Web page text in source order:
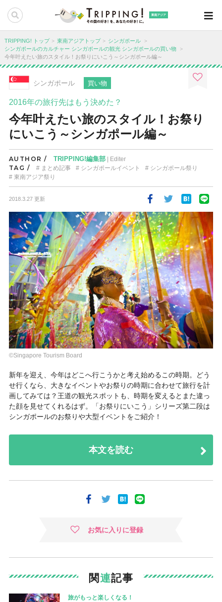
東南アジア
TRIPPING! トップ 東南アジアトップ
シンガポール
シンガポールのカルチャー シンガポールの観光 シンガポールの買い物
今年叶えたい旅のスタイル！お祭りにいこう～シンガポール編～
シンガポール 買い物
2016年の旅行先はもう決めた？
今年叶えたい旅のスタイル！お祭り
にいこう～シンガポール編～
AUTHOR / TRIPPING!編集部| Editer
TAG / まとめ記事 シンガポールイベント
シンガポール祭り
東南アジア祭り
2018.3.27 更新
©Singapore Tourism Board
新年を迎え、今年はどこへ行こうかと考え始めるこの時期。どう
せ行くなら、大きなイベントやお祭りの時期に合わせて旅行を計
画してみては？王道の観光スポットも、時期を変えるとまた違っ
た顔を見せてくれるはず。「お祭りにいこう」シリーズ第二段は
シンガポールのお祭りや大型イベントをご紹介！
本文を読む
お気に入りに登録
関連記事
旅がもっと楽しくなる！